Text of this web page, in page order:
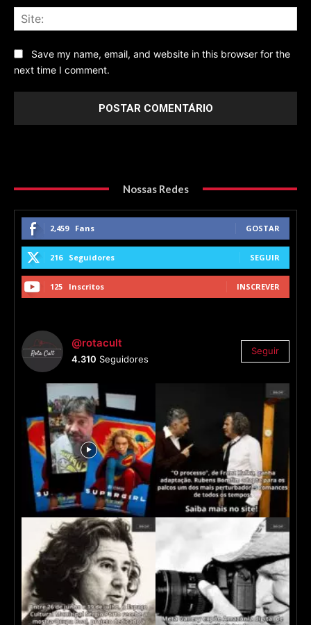
Save my name, email, and website in this browser for the
next time I comment.
Nossas Redes
2,459 Fans GOSTAR
216 Seguidores SEGUIR
125 Inscritos INSCREVER
@rotacult
4.310 Seguidores
Seguir